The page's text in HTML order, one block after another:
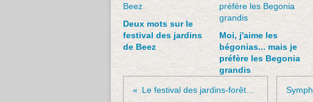
Deux mots sur le
festival des jardins
de Beez
Moi, j'aime les
bégonias... mais je
préfère les Begonia
grandis